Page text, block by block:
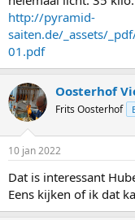
http://pyramid-
saiten.de/_assets/
01.pdf
Oosterhof
Frits Oosterhof
10 jan 2022
Dat is interessant
Eens kijken of ik dat